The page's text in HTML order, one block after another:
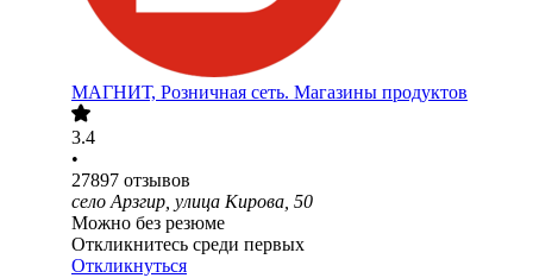
МАГНИТ, Розничная сеть. Магазины продуктов
3.4
•
27897 отзывов
село Арзгир, улица Кирова, 50
Можно без резюме
Откликнитесь среди первых
Откликнуться